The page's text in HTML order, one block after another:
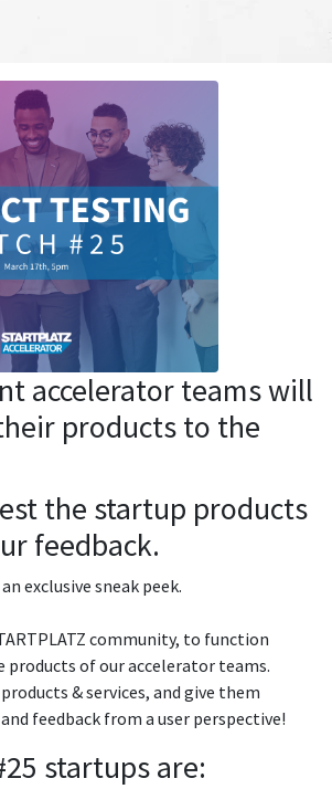
accelerator teams will
products to the
the startup products
feedback.
exclusive sneak peek.
community, to function
products of our accelerator teams.
& services, and give them
feedback from a user perspective!
startups are: